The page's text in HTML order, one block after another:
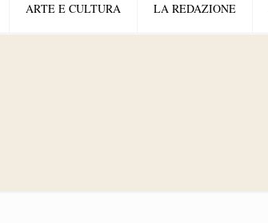
ARTE E CULTURA LA REDAZIONE